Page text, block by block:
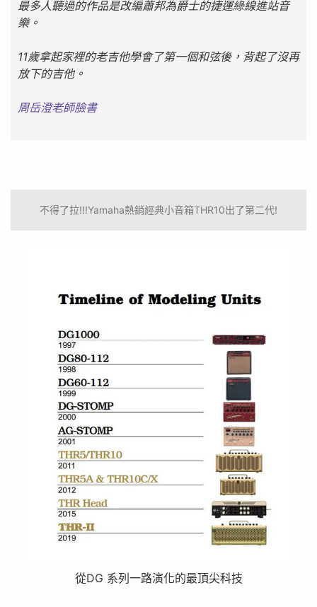
最多人聽過的作品是改編蕭邦為爵士的捷運綠線進站音
樂。
11歲拿起家裡的老吉他學會了第一個和弦後，背起了沒再
放下的吉他。
周岳澄老師臉書
不得了拉!!!Yamaha熱銷經典小音箱THR10出了第二代!
從DG 系列一路演化的最頂尖科技